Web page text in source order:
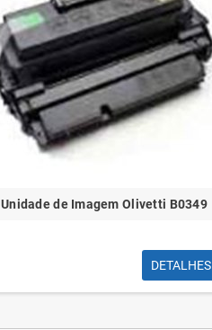
Unidade de Imagem Olivetti B0349
DETALHES